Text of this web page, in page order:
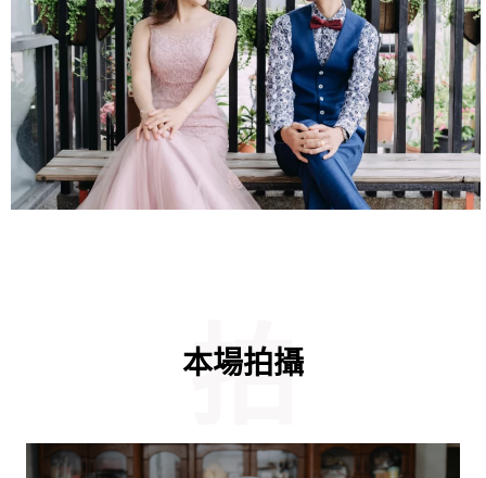
拍
本場拍攝